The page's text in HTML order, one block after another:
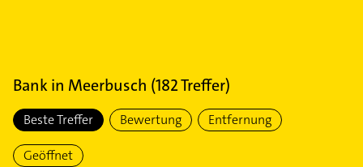
Bankin Meerbusch (182Treffer)
Beste Treffer Bewertung Entfernung
Geöffnet